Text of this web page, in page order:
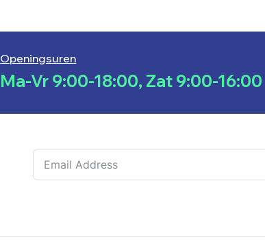
Openingsuren
Ma-Vr 9:00-18:00, Zat 9:00-16:00